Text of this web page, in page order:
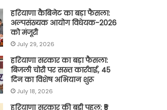
हरियाणा कैबिनेट का बड़ा फैसला:
अल्पसंख्यक आयोग विधेयक-2026
को मंजूरी
July 29, 2026
हरियाणा सरकार का बड़ा फैसला:
बिजली चोरी पर सख्त कार्रवाई, 45
दिन का विशेष अभियान शुरू
July 18, 2026
हरियाणा सरकार की बड़ी पहल: ₹5